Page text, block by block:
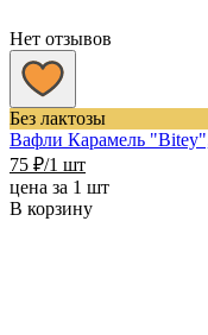
Нет отзывов
Без лактозы
Вафли Карамель
75 ₽/1 шт
цена за 1 шт
В корзину